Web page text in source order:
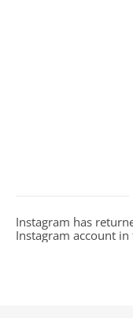
Instagram has
Instagram account in